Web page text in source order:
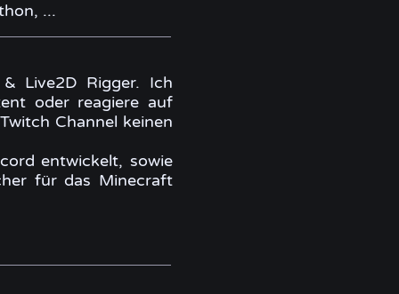
...
Live2D Rigger. Ich
oder reagiere auf
Channel keinen
entwickelt, sowie
für das Minecraft